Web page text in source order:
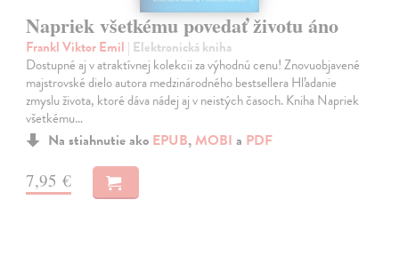
Napriek všetkému povedať životu áno
Frankl Viktor Emil | Elektronická kniha
Dostupné aj v atraktívnej kolekcii za výhodnú cenu! Znovuobjavené
majstrovské dielo autora medzinárodného bestsellera Hľadanie
zmyslu života, ktoré dáva nádej aj v neistých časoch. Kniha Napriek
všetkému…
Na stiahnutie ako EPUB, MOBI a PDF
7,95 €